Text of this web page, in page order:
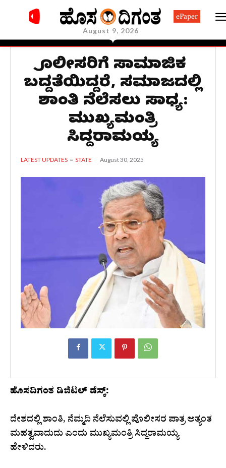
August 9, 2026
ePaper
ಪೊಲೀಸರಿಗೆ ಸಾಮಾಜಿಕ
ಬದ್ದತೆಯಿದ್ದರೆ, ಸಮಾಜದಲ್ಲಿ
ಶಾಂತಿ ನೆಲೆಸಲು ಸಾಧ್ಯ:
ಮುಖ್ಯಮಂತ್ರಿ
ಸಿದ್ದರಾಮಯ್ಯ
LATEST UPDATES STATE August 30, 2025
ಹೊಸದಿಗಂತ ಡಿಜಿಟಲ್ ಡೆಸ್ಕ್:
ದೇಶದಲ್ಲಿ ಶಾಂತಿ, ನೆಮ್ಮದಿ ನೆಲೆಸುವಲ್ಲಿ ಪೊಲೀಸರ ಪಾತ್ರ ಅತ್ಯಂತ
ಮಹತ್ವವಾದುದು ಎಂದು ಮುಖ್ಯಮಂತ್ರಿ ಸಿದ್ದರಾಮಯ್ಯ
ಹೇಳಿದರು.